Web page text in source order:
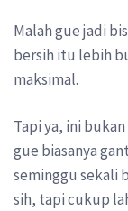
Malah gue jadi
bersih itu lebih
maksimal.
Tapi ya, ini
gue biasanya
seminggu sekali
sih, tapi cukup